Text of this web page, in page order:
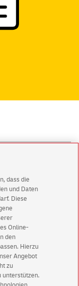
eigener
E+1
E+1 auch
dass die
und Daten
Diese
Online-
den
Hierzu
Angebot
zu
unterstützen.